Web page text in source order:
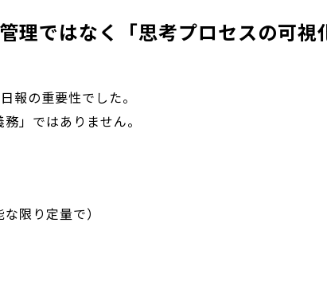
理ではなく「思考プロセスの可視
報の重要性でした。
」ではありません。
限り定量で）